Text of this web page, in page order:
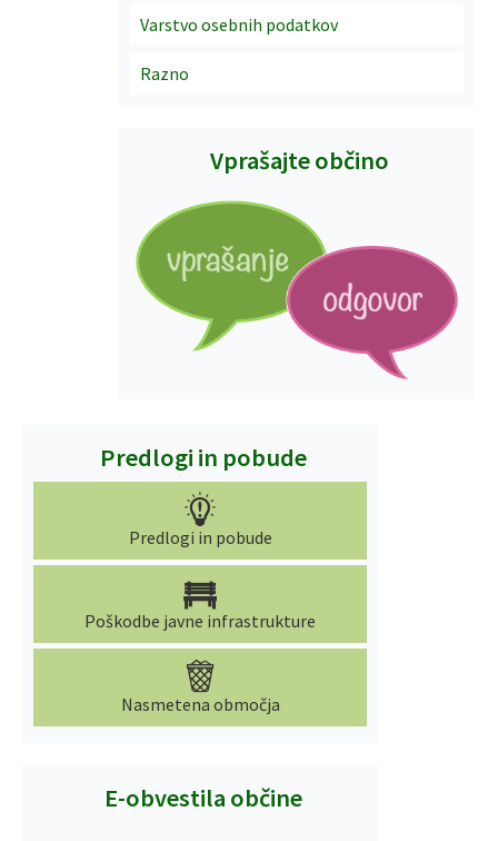
Varstvo osebnih podatkov
Razno
Vprašajte občino
Predlogi in pobude
Predlogi in pobude
Poškodbe javne infrastrukture
Nasmetena območja
E-obvestila občine